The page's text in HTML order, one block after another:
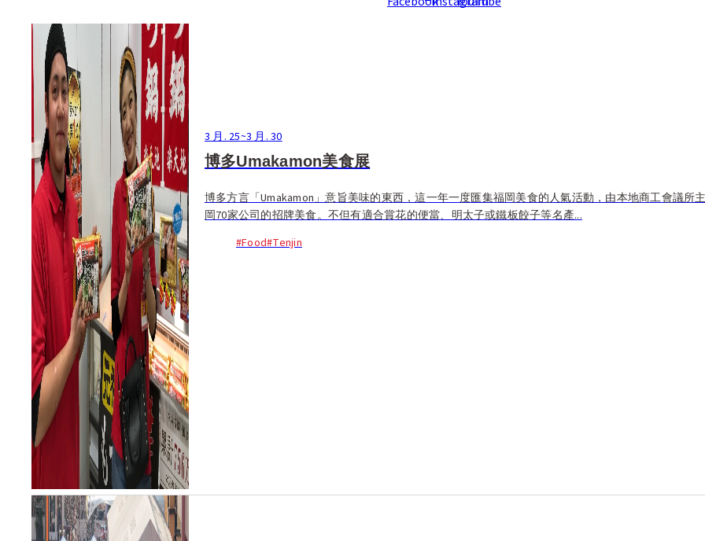
3 月. 25~3 月. 30
博多Umakamon美食展
博多方言「Umakamon」意旨美味的東西，這一年一度匯集福岡美食的人氣活動，由本地商工會議所
岡70家公司的招牌美食。不但有適合賞花的便當、明太子或鐵板餃子等名產...
#Food#Tenjin